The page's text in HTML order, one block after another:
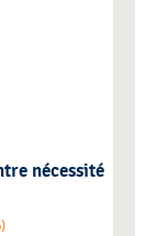
nécessité